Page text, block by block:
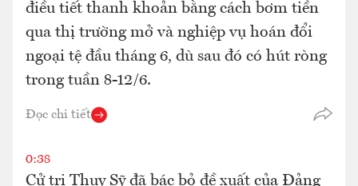
điều tiết thanh khoản bằng cách bơm tiền
qua thị trường mở và nghiệp vụ hoán đổi
ngoại tệ đầu tháng 6, dù sau đó có hút ròng
trong tuần 8-12/6.
Đọc chi tiết
0:38
Cử tri Thụy Sỹ đã bác bỏ đề xuất của Đảng